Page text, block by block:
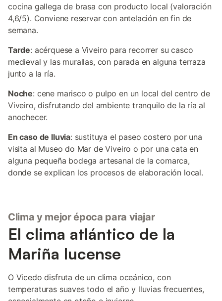
cocina gallega de brasa con producto local (valoración
4,6/5). Conviene reservar con antelación en fin de
semana.
Tarde: acérquese a Viveiro para recorrer su casco
medieval y las murallas, con parada en alguna terraza
junto a la ría.
Noche: cene marisco o pulpo en un local del centro de
Viveiro, disfrutando del ambiente tranquilo de la ría al
anochecer.
En caso de lluvia: sustituya el paseo costero por una
visita al Museo do Mar de Viveiro o por una cata en
alguna pequeña bodega artesanal de la comarca,
donde se explican los procesos de elaboración local.
Clima y mejor época para viajar
El clima atlántico de la
Mariña lucense
O Vicedo disfruta de un clima oceánico, con
temperaturas suaves todo el año y lluvias frecuentes,